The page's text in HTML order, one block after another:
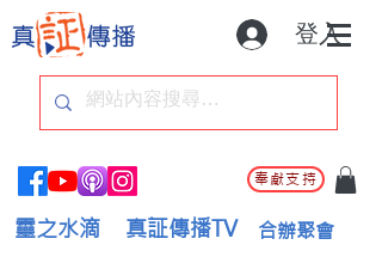
登入
奉獻支持
靈之水滴 真証傳播TV 合辦聚會